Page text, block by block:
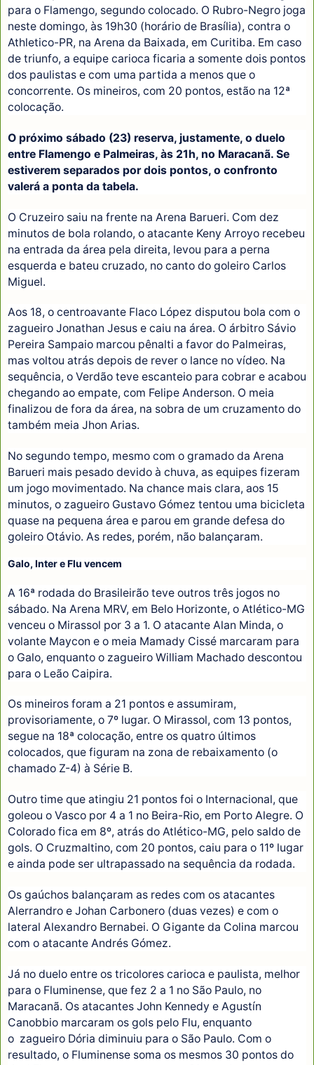
para o Flamengo, segundo colocado. O Rubro-Negro joga
neste domingo, às 19h30 (horário de Brasília), contra o
Athletico-PR, na Arena da Baixada, em Curitiba. Em caso
de triunfo, a equipe carioca ficaria a somente dois pontos
dos paulistas e com uma partida a menos que o
concorrente. Os mineiros, com 20 pontos, estão na 12ª
colocação.
O próximo sábado (23) reserva, justamente, o duelo
entre Flamengo e Palmeiras, às 21h, no Maracanã. Se
estiverem separados por dois pontos, o confronto
valerá a ponta da tabela.
O Cruzeiro saiu na frente na Arena Barueri. Com dez
minutos de bola rolando, o atacante Keny Arroyo recebeu
na entrada da área pela direita, levou para a perna
esquerda e bateu cruzado, no canto do goleiro Carlos
Miguel.
Aos 18, o centroavante Flaco López disputou bola com o
zagueiro Jonathan Jesus e caiu na área. O árbitro Sávio
Pereira Sampaio marcou pênalti a favor do Palmeiras,
mas voltou atrás depois de rever o lance no vídeo. Na
sequência, o Verdão teve escanteio para cobrar e acabou
chegando ao empate, com Felipe Anderson. O meia
finalizou de fora da área, na sobra de um cruzamento do
também meia Jhon Arias.
No segundo tempo, mesmo com o gramado da Arena
Barueri mais pesado devido à chuva, as equipes fizeram
um jogo movimentado. Na chance mais clara, aos 15
minutos, o zagueiro Gustavo Gómez tentou uma bicicleta
quase na pequena área e parou em grande defesa do
goleiro Otávio. As redes, porém, não balançaram.
Galo, Inter e Flu vencem
A 16ª rodada do Brasileirão teve outros três jogos no
sábado. Na Arena MRV, em Belo Horizonte, o Atlético-MG
venceu o Mirassol por 3 a 1. O atacante Alan Minda, o
volante Maycon e o meia Mamady Cissé marcaram para
o Galo, enquanto o zagueiro William Machado descontou
para o Leão Caipira.
Os mineiros foram a 21 pontos e assumiram,
provisoriamente, o 7º lugar. O Mirassol, com 13 pontos,
segue na 18ª colocação, entre os quatro últimos
colocados, que figuram na zona de rebaixamento (o
chamado Z-4) à Série B.
Outro time que atingiu 21 pontos foi o Internacional, que
goleou o Vasco por 4 a 1 no Beira-Rio, em Porto Alegre. O
Colorado fica em 8º, atrás do Atlético-MG, pelo saldo de
gols. O Cruzmaltino, com 20 pontos, caiu para o 11º lugar
e ainda pode ser ultrapassado na sequência da rodada.
Os gaúchos balançaram as redes com os atacantes
Alerrandro e Johan Carbonero (duas vezes) e com o
lateral Alexandro Bernabei. O Gigante da Colina marcou
com o atacante Andrés Gómez.
Já no duelo entre os tricolores carioca e paulista, melhor
para o Fluminense, que fez 2 a 1 no São Paulo, no
Maracanã. Os atacantes John Kennedy e Agustín
Canobbio marcaram os gols pelo Flu, enquanto
o zagueiro Dória diminuiu para o São Paulo. Com o
resultado, o Fluminense soma os mesmos 30 pontos do